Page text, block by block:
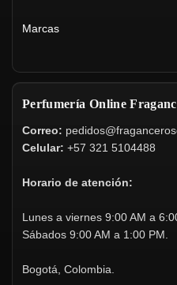
Marcas
Perfumería Online
Correo:
Celular: +57 321 5104488
Horario de atención:
Lunes a viernes 9:00 AM a
Sábados 9:00 AM a 1:00 PM.
Bogotá, Colombia.